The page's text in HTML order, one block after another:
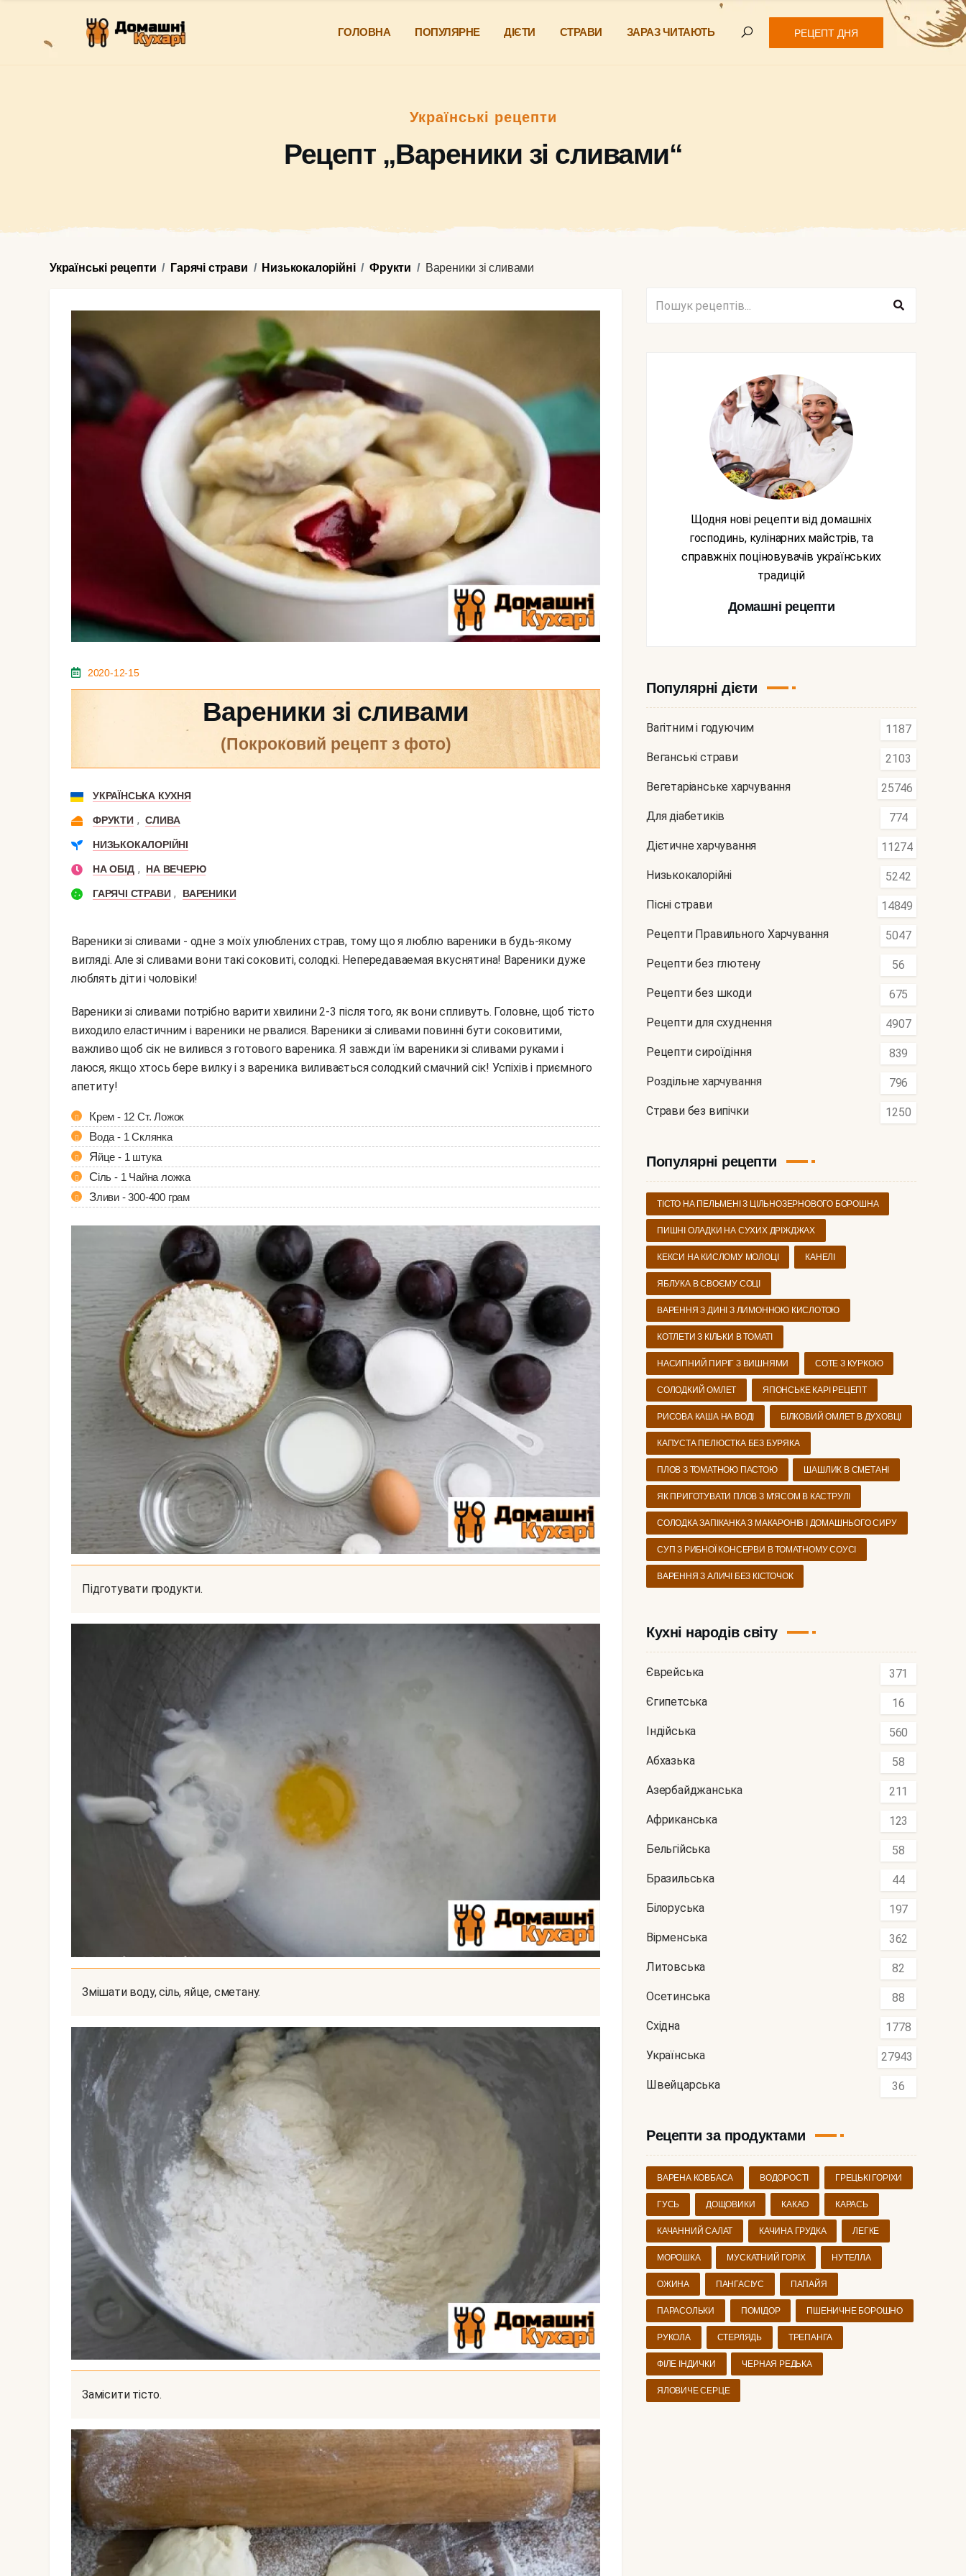
ГОЛОВНА ПОПУЛЯРНЕ ДІЄТИ СТРАВИ ЗАРАЗ ЧИТАЮТЬ РЕЦЕПТ ДНЯ
Українські рецепти
Рецепт „Вареники зі сливами“
Українські рецепти Гарячі страви Низькокалорійні Фрукти Вареники зі сливами
2020-12-15
Вареники зі сливами
(покроковий рецепт з фото)
УКРАЇНСЬКА КУХНЯ
ФРУКТИ , СЛИВА
НИЗЬКОКАЛОРІЙНІ
НА ОБІД , НА ВЕЧЕРЮ
ГАРЯЧІ СТРАВИ , ВАРЕНИКИ
Вареники зі сливами - одне з моїх улюблених страв, тому що я люблю вареники в будь-якому
вигляді. Але зі сливами вони такі соковиті, солодкі. Непередаваемая вкуснятина! Вареники дуже
люблять діти і чоловіки!
Вареники зі сливами потрібно варити хвилини 2-3 після того, як вони спливуть. Головне, щоб тісто
виходило еластичним і вареники не рвалися. Вареники зі сливами повинні бути соковитими,
важливо щоб сік не вилився з готового вареника. Я завжди їм вареники зі сливами руками і
лаюся, якщо хтось бере вилку і з вареника виливається солодкий смачний сік! Успіхів і приємного
апетиту!
Крем - 12 Ст. Ложок
Вода - 1 Склянка
Яйце - 1 штука
Сіль - 1 Чайна ложка
Зливи - 300-400 грам
Підготувати продукти.
Змішати воду, сіль, яйце, сметану.
Замісити тісто.
Щодня нові рецепти від домашніх
господинь, кулінарних майстрів, та
справжніх поціновувачів українських
традицій
Домашні рецепти
Популярні дієти
Вагітним і годуючим 1187
Веганські страви 2103
Вегетаріанське харчування 25746
Для діабетиків 774
Дієтичне харчування 11274
Низькокалорійні 5242
Пісні страви 14849
Рецепти Правильного Харчування 5047
Рецепти без глютену 56
Рецепти без шкоди 675
Рецепти для схуднення 4907
Рецепти сироїдіння 839
Роздільне харчування 796
Страви без випічки 1250
Популярні рецепти
ТІСТО НА ПЕЛЬМЕНІ З ЦІЛЬНОЗЕРНОВОГО БОРОШНА
ПИШНІ ОЛАДКИ НА СУХИХ ДРІЖДЖАХ
КЕКСИ НА КИСЛОМУ МОЛОЦІ КАНЕЛІ
ЯБЛУКА В СВОЄМУ СОЦІ
ВАРЕННЯ З ДИНІ З ЛИМОННОЮ КИСЛОТОЮ
КОТЛЕТИ З КІЛЬКИ В ТОМАТІ
НАСИПНИЙ ПИРІГ З ВИШНЯМИ СОТЕ З КУРКОЮ
СОЛОДКИЙ ОМЛЕТ ЯПОНСЬКЕ КАРІ РЕЦЕПТ
РИСОВА КАША НА ВОДІ БІЛКОВИЙ ОМЛЕТ В ДУХОВЦІ
КАПУСТА ПЕЛЮСТКА БЕЗ БУРЯКА
ПЛОВ З ТОМАТНОЮ ПАСТОЮ ШАШЛИК В СМЕТАНІ
ЯК ПРИГОТУВАТИ ПЛОВ З М'ЯСОМ В КАСТРУЛІ
СОЛОДКА ЗАПІКАНКА З МАКАРОНІВ І ДОМАШНЬОГО СИРУ
СУП З РИБНОЇ КОНСЕРВИ В ТОМАТНОМУ СОУСІ
ВАРЕННЯ З АЛИЧІ БЕЗ КІСТОЧОК
Кухні народів світу
Єврейська 371
Єгипетська 16
Індійська 560
Абхазька 58
Азербайджанська 211
Африканська 123
Бельгійська 58
Бразильська 44
Білоруська 197
Вірменська 362
Литовська 82
Осетинська 88
Східна 1778
Українська 27943
Швейцарська 36
Рецепти за продуктами
ВАРЕНА КОВБАСА ВОДОРОСТІ ГРЕЦЬКІ ГОРІХИ
ГУСЬ ДОЩОВИКИ КАКАО КАРАСЬ
КАЧАННИЙ САЛАТ КАЧИНА ГРУДКА ЛЕГКЕ
МОРОШКА МУСКАТНИЙ ГОРІХ НУТЕЛЛА
ОЖИНА ПАНГАСІУС ПАПАЙЯ
ПАРАСОЛЬКИ ПОМІДОР ПШЕНИЧНЕ БОРОШНО
РУКОЛА СТЕРЛЯДЬ ТРЕПАНГА
ФІЛЕ ІНДИЧКИ ЧЕРНАЯ РЕДЬКА
ЯЛОВИЧЕ СЕРЦЕ